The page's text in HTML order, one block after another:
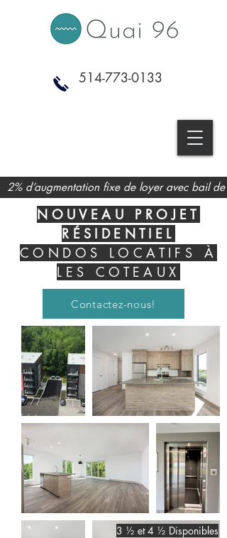
514-773-0133
2% d’augmentation fixe de loyer avec bail
NOUVEAU PROJET
RÉSIDENTIEL
CONDOS
LOCATIFS À
LES COTEAUX
Contactez-nous!
3 ½ et 4 ½ Disponibles